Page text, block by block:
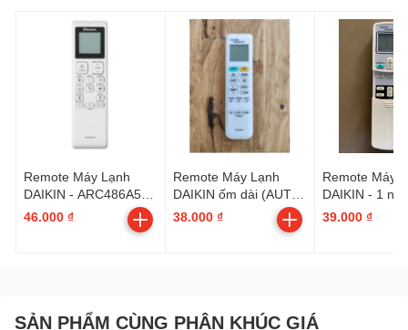
Remote Máy Lạnh
DAIKIN - ARC486A52 /
ARC486A51 xài chung
46.000 ₫
Remote Máy Lạnh
DAIKIN ốm dài (AUTO-
OFF) - ARC480A1
38.000 ₫
Remote Máy
DAIKIN - 1
- POWER - nền xám \
39.000 ₫
SẢN PHẨM CÙNG PHÂN KHÚC GIÁ